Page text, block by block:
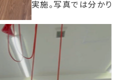
実施。写真では分かり